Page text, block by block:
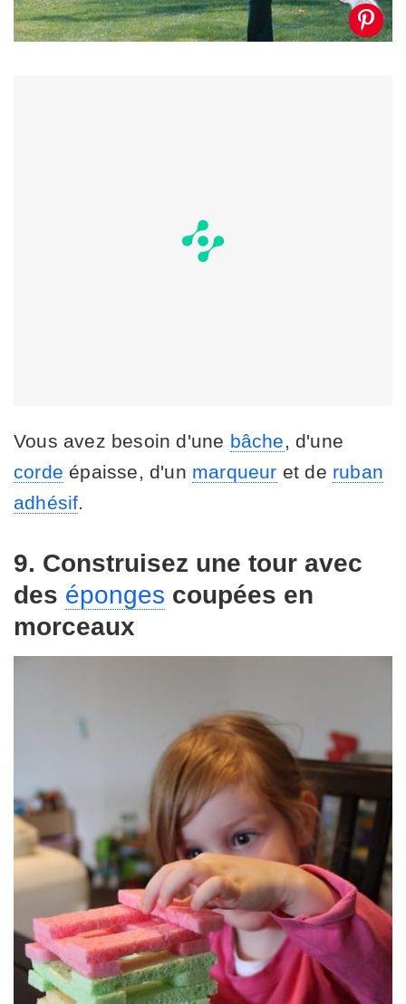
Vous avez besoin d'une bâche, d'une
corde épaisse, d'un marqueur et de ruban
adhésif.
9. Construisez une tour avec
des éponges coupées en
morceaux